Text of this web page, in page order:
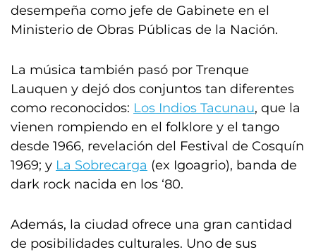
desempeña como jefe de Gabinete en el
Ministerio de Obras Públicas de la Nación.
La música también pasó por Trenque
Lauquen y dejó dos conjuntos tan diferentes
como reconocidos: Los Indios Tacunau, que la
vienen rompiendo en el folklore y el tango
desde 1966, revelación del Festival de Cosquín
1969; y La Sobrecarga (ex Igoagrio), banda de
dark rock nacida en los ‘80.
Además, la ciudad ofrece una gran cantidad
de posibilidades culturales. Uno de sus